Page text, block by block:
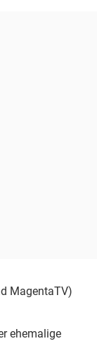
MagentaTV)
ehemalige